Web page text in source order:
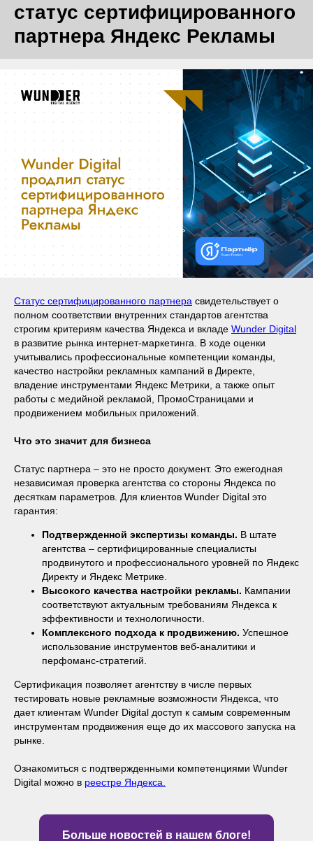
статус сертифицированного
партнера Яндекс Рекламы
Статус сертифицированного партнера свидетельствует о
полном соответствии внутренних стандартов агентства
строгим критериям качества Яндекса и вкладе Wunder Digital
в развитие рынка интернет-маркетинга. В ходе оценки
учитывались профессиональные компетенции команды,
качество настройки рекламных кампаний в Директе,
владение инструментами Яндекс Метрики, а также опыт
работы с медийной рекламой, ПромоСтраницами и
продвижением мобильных приложений.
Что это значит для бизнеса
Статус партнера – это не просто документ. Это ежегодная
независимая проверка агентства со стороны Яндекса по
десяткам параметров. Для клиентов Wunder Digital это
гарантия:
Подтвержденной экспертизы команды. В штате
агентства – сертифицированные специалисты
продвинутого и профессионального уровней по Яндекс
Директу и Яндекс Метрике.
Высокого качества настройки рекламы. Кампании
соответствуют актуальным требованиям Яндекса к
эффективности и технологичности.
Комплексного подхода к продвижению. Успешное
использование инструментов веб-аналитики и
перфоманс-стратегий.
Сертификация позволяет агентству в числе первых
тестировать новые рекламные возможности Яндекса, что
дает клиентам Wunder Digital доступ к самым современным
инструментам продвижения еще до их массового запуска на
рынке.
Ознакомиться с подтвержденными компетенциями Wunder
Digital можно в реестре Яндекса.
Больше новостей в нашем блоге!